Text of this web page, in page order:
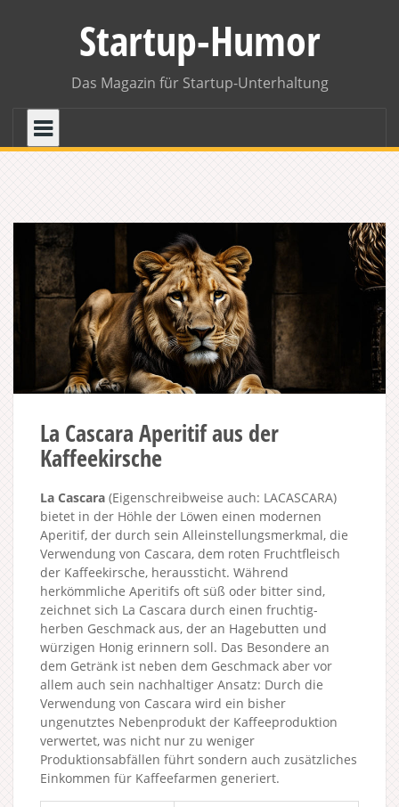
Startup-Humor
Das Magazin für Startup-Unterhaltung
La Cascara Aperitif aus der
Kaffeekirsche
La Cascara (Eigenschreibweise auch: LACASCARA)
bietet in der Höhle der Löwen einen modernen
Aperitif, der durch sein Alleinstellungsmerkmal, die
Verwendung von Cascara, dem roten Fruchtfleisch
der Kaffeekirsche, heraussticht. Während
herkömmliche Aperitifs oft süß oder bitter sind,
zeichnet sich La Cascara durch einen fruchtig-
herben Geschmack aus, der an Hagebutten und
würzigen Honig erinnern soll. Das Besondere an
dem Getränk ist neben dem Geschmack aber vor
allem auch sein nachhaltiger Ansatz: Durch die
Verwendung von Cascara wird ein bisher
ungenutztes Nebenprodukt der Kaffeeproduktion
verwertet, was nicht nur zu weniger
Produktionsabfällen führt sondern auch zusätzliches
Einkommen für Kaffeefarmen generiert.